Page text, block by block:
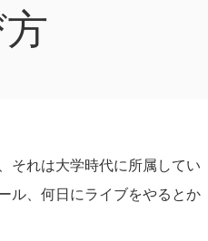
それは大学時代に所属してい
ル、何日にライブをやるとか